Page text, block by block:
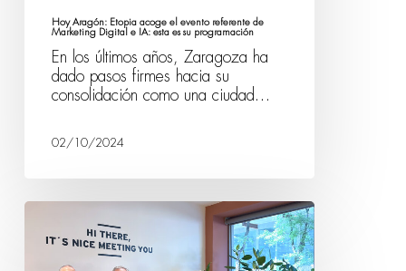
Hoy Aragón: Etopia acoge el evento referente de
Marketing Digital e IA: esta es su programación
En los últimos años, Zaragoza ha
dado pasos firmes hacia su
consolidación como una ciudad…
02/10/2024